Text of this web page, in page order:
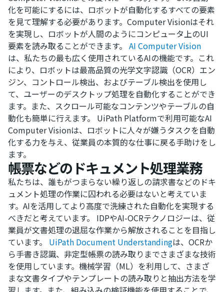
化を可能にするには、ロボットが自動化するすべての要素
を見て理解する必要があります。Computer Visionはそれ
を実現し、ロボットが人間のようにコンピュータ上のUI
要素を読み取ることができます。 AI Computer Vision
は、私たちの最も広く使用されているAIの機能です。これ
により、ロボットは最高品質の光学文字認識（OCR）エン
ジン、コントロール検出、およびテーブル検出を使用し
て、ユーザーのデスクトップ処理を自動化することができ
ます。また、スクロール可能なコンテンツやテーブルの自
動化も簡単に行えます。 UiPath Platformで利用可能なAI
Computer Visionは、ロボットに人々が嫌うタスクを自動
化する力を与え、従業員の本質的な仕事に戻る手助けをし
ます。
帳票などのドキュメント処理業務
私たちは、誰もがつまらない繰り返しの請求書などのドキ
ュメント処理の作業に囚われる必要はないと考えていま
す。AIを活用してより高度で洗練された自動化を実現する
べきだと考えています。 IDPやAI-OCRテクノロジーは、従
業員が文書処理の退屈な作業から解放されることを目指し
ています。 UiPath Document Understandingは、OCRか
ら手書き認識、非定型帳票の読み取りまでさまざまな技術
を使用しています。機械学習（ML）を利用して、さまざ
まな文書タイプやテンプレートの読み取りと抽出方法を学